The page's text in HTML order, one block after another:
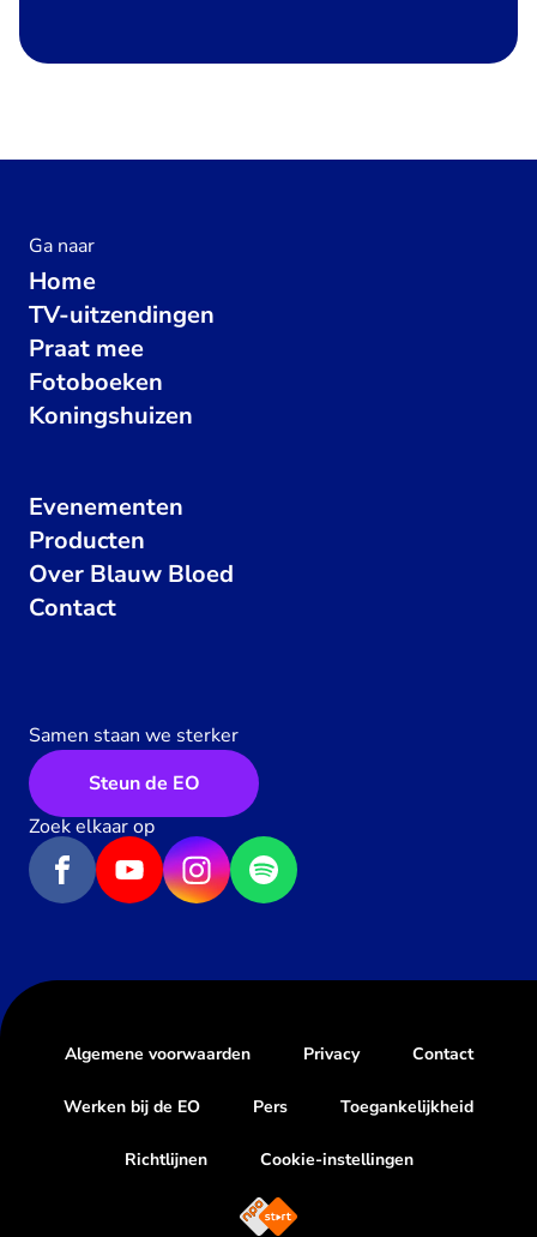
Ga naar
Home
TV-uitzendingen
Praat mee
Fotoboeken
Koningshuizen
Evenementen
Producten
Over Blauw Bloed
Contact
Samen staan we sterker
Steun de EO
Zoek elkaar op
Algemene voorwaarden Privacy Contact
Werken bij de EO Pers Toegankelijkheid
Richtlijnen Cookie-instellingen